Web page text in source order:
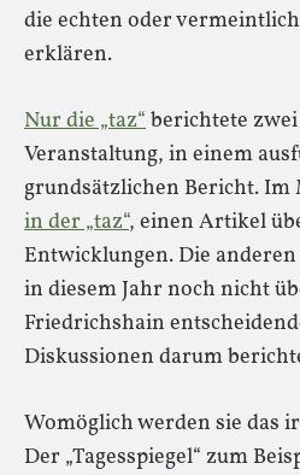
die echten oder
erklären.
Nur die „taz“berichtete
Veranstaltung, in einem
grundsätzlichen Bericht. Im
in der „taz“, einen Artikel
Entwicklungen. Die
in diesem Jahr noch nicht
Friedrichshain
Diskussionen darum
Womöglich werden sie das
Der „Tagesspiegel“ zum